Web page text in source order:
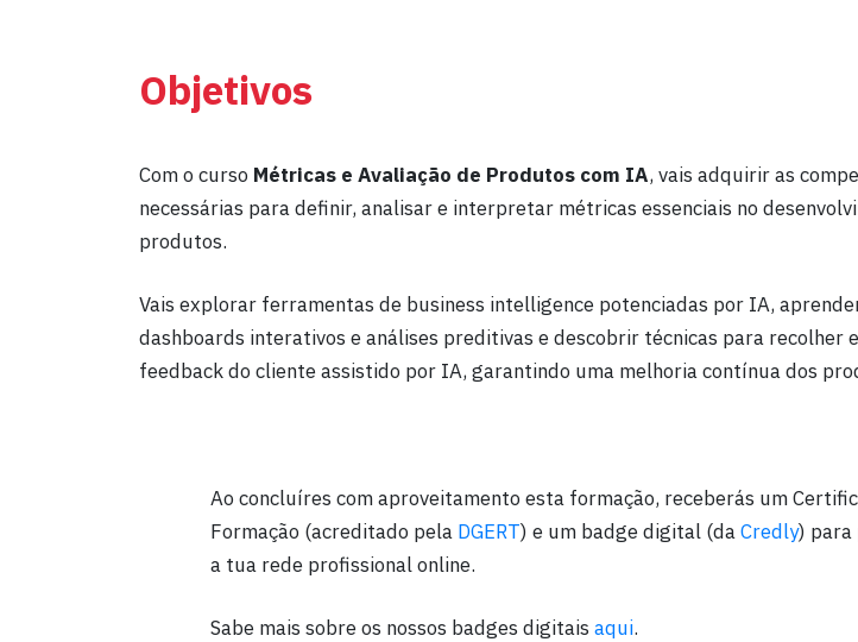
Objetivos
Com o curso Métricas e Avaliação de Produtos com IA, vais adquirir as
necessárias para definir, analisar e interpretar métricas essenciais no
produtos.
Vais explorar ferramentas de business intelligence potenciadas por IA,
dashboards interativos e análises preditivas e descobrir técnicas para recolher
feedback do cliente assistido por IA, garantindo uma melhoria contínua dos
Ao concluíres com aproveitamento esta formação, receberás um
Formação (acreditado pela DGERT) e um badge digital (daCredly) para
a tua rede profissional online.
Sabe mais sobre os nossos badges digitais aqui.